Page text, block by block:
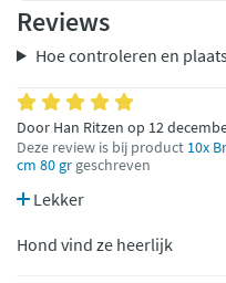
Reviews
Hoe controleren en
Door Han Ritzen op 12
Deze review is bij product 10x
cm 80 gr geschreven
Lekker
Hond vind ze heerlijk